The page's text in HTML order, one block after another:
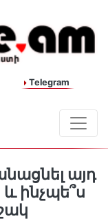
Telegram
այդ
ինչպե՞ս